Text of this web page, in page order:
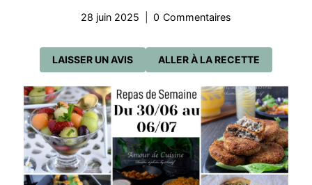
28 juin 2025 0 Commentaires
ALLER À LA RECETTE
LAISSER UN AVIS